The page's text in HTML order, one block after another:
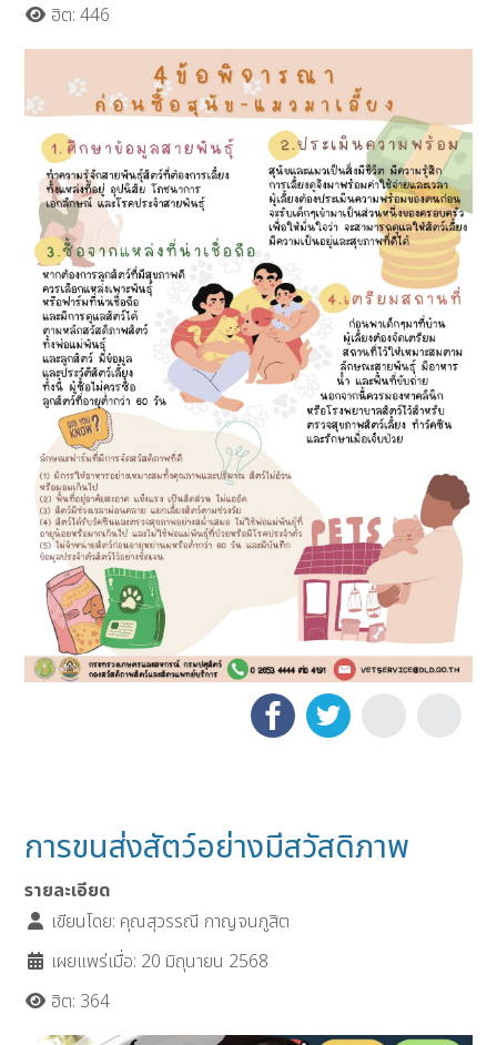
ฮิต: 446
การขนส่งสัตว์อย่างมีสวัสดิภาพ
รายละเอียด
เขียนโดย: คุณสุวรรณี กาญจนภูสิต
เผยแพร่เมื่อ: 20 มิถุนายน 2568
ฮิต: 364